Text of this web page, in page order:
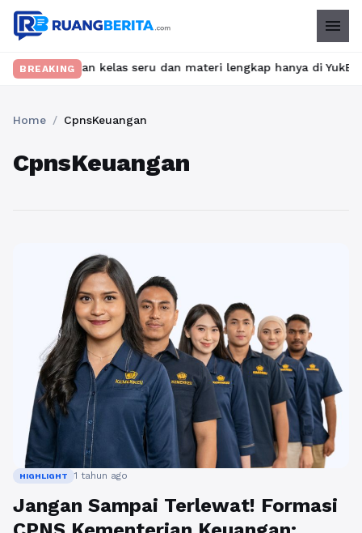
menu
BREAKINGkelas seru dan materi lengkap hanya di
Home / CpnsKeuangan
CpnsKeuangan
HIGHLIGHT 1 tahun ago
Jangan Sampai Terlewat! Formasi